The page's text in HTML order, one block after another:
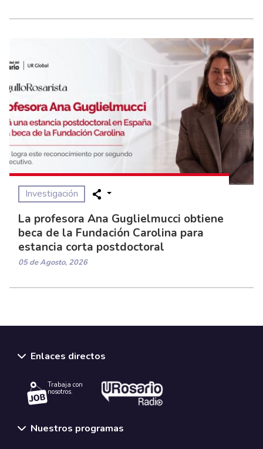
Investigación
La profesora Ana Guglielmucci obtiene
beca de la Fundación Carolina para
estancia corta postdoctoral
05 de Agosto, 2026
Enlaces directos
Trabaja con
nosotros.
Nuestros programas